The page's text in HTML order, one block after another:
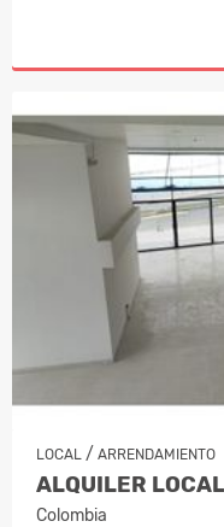
LOCAL / ARRENDAMIENTO
Colombia